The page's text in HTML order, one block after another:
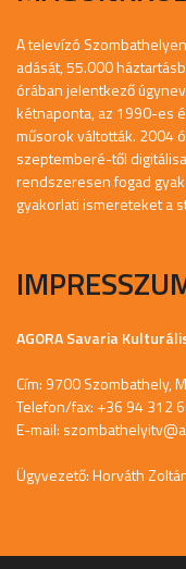
A televízó
adását, 55.000
órában jelentkező
kétnaponta, az 1990-es
műsorok váltották. 2004
szeptemberé-től
rendszeresen fogad
gyakorlati ismereteket a
AGORA Savaria
Cím: 9700 Szombathely,
Telefon/fax: +36 94 312
E-mail:
Ügyvezető: Horváth